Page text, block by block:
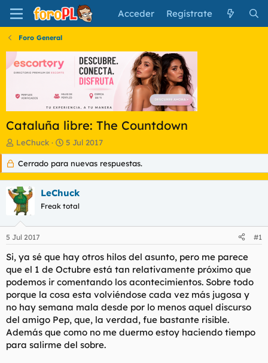
Acceder Regístrate
Foro General
Cataluña libre: The Countdown
I
n
c
i
a
d
o
r
d
l
t
e
m
a
LeChuck
F
e
c
h
d
e
n
i
o
5 Jul 2017
Cerrado para nuevas respuestas.
LeChuck
Freak total
5 Jul 2017 #1
Si, ya sé que hay otros hilos del asunto, pero me parece
que el 1 de Octubre está tan relativamente próximo que
podemos ir comentando los acontecimientos. Sobre todo
porque la cosa esta volviéndose cada vez más jugosa y
no hay semana mala desde por lo menos aquel discurso
del amigo Pep, que, la verdad, fue bastante risible.
Además que como no me duermo estoy haciendo tiempo
para salirme del sobre.